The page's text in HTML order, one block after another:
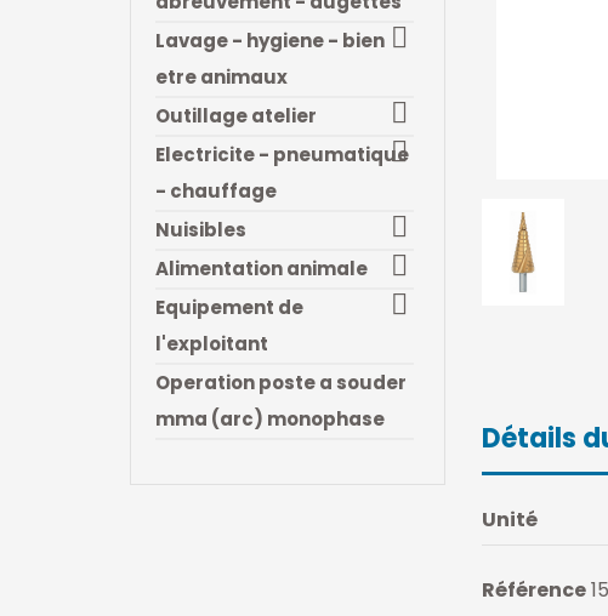
Détails
Unité
Référence

Lavage - hygiene - bien
etre animaux

Outillage atelier

Electricite - pneumatique
- chauffage

Nuisibles

Alimentation animale

Equipement de
l'exploitant
Operation poste a souder
mma (arc) monophase